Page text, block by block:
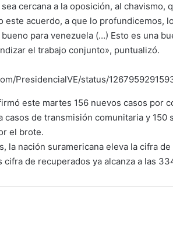
sea cercana a la oposición, al
este acuerdo, a que lo profundicemos,
para venezuela (…) Esto es una
el trabajo conjunto», puntualizó.
PresidencialVE/status/
este martes 156 nuevos casos por
casos de transmisión comunitaria y 150
el brote.
la nación suramericana eleva la cifra
cifra de recuperados ya alcanza a las